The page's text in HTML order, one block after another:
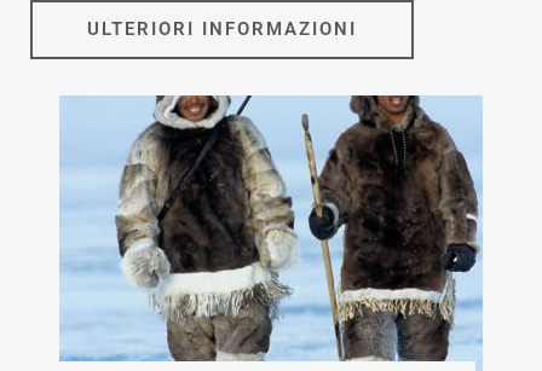
ULTERIORI INFORMAZIONI